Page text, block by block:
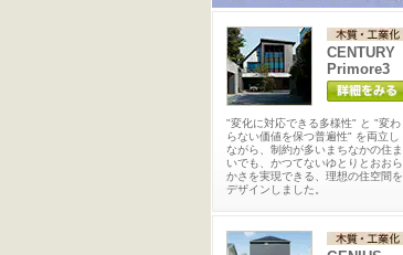
CENTURY
Primore3
"変化に対応できる多様性" と "変わ
らない価値を保つ普遍性" を両立し
ながら、制約が多いまちなかの住ま
いでも、かつてないゆとりとおおら
かさを実現できる、理想の住空間を
デザインしました。